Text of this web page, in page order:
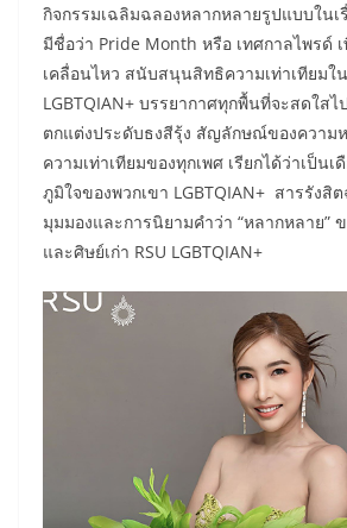
กิจกรรมเฉลิมฉลองหลากหลายรูปแบบในเ
มีชื่อว่า Pride Month หรือ เทศกาลไพรด์
เคลื่อนไหว สนับสนุนสิทธิความเท่าเทียมใ
LGBTQIAN+ บรรยากาศทุกพื้นที่จะสดใส
ตกแต่งประดับธงสีรุ้ง สัญลักษณ์ของความ
ความเท่าเทียมของทุกเพศ เรียกได้ว่าเป็น
ภูมิใจของพวกเขา LGBTQIAN+ สารรัง
มุมมองและการนิยามคำว่า “หลากหลาย”
และศิษย์เก่า RSU LGBTQIAN+